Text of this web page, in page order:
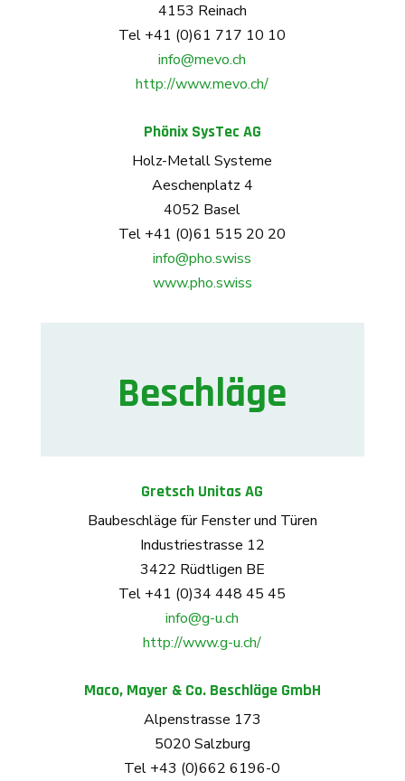
4153 Reinach
Tel +41 (0)61 717 10 10
info@mevo.ch
http://www.mevo.ch/
Phönix SysTec AG
Holz-Metall Systeme
Aeschenplatz 4
4052 Basel
Tel +41 (0)61 515 20 20
info@pho.swiss
www.pho.swiss
Beschläge
Gretsch Unitas AG
Baubeschläge für Fenster und Türen
Industriestrasse 12
3422 Rüdtligen BE
Tel +41 (0)34 448 45 45
info@g-u.ch
http://www.g-u.ch/
Maco, Mayer & Co. Beschläge GmbH
Alpenstrasse 173
5020 Salzburg
Tel +43 (0)662 6196-0